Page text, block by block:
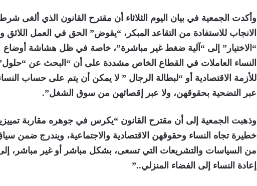
وأكدت الجمعية في بيان اليوم الثلاثاء أن مقترح القانون الذي ألغى
الانجاب للاستفادة من التقاعد المبكر، “يقوض” الحق في العمل اللائق
“الاختيار” إلى “آلية ضغط غير مباشرة”، خاصة في ظل هشاشة أوضاع
النساء العاملات في القطاع الخاص مشددة على أن “البحث عن
للأزمة الاقتصادية أو “لبطالة الرجال ” لا يمكن أن يتم على حساب
عبر التضحية بحقوقهن، ولا عبر إقصائهن من سوق الشغل”.
وذهبت الجمعية إلى أن مقترح القانون “يكرس في جوهره مقاربة
خطيرة تجاه النساء وحقوقهن الاقتصادية والاجتماعية، ويندرج ضمن
من السياسات والتشريعات التي تسعى، بشكل مباشر أو غير مباشر،
إعادة النساء إلى الفضاء المنزلي..”